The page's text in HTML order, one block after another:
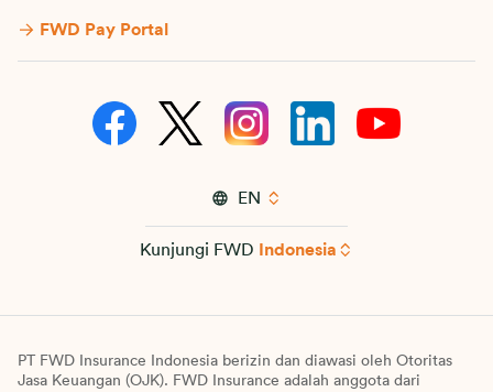
FWD Pay Portal
EN
Kunjungi FWD Indonesia
PT FWD Insurance Indonesia berizin dan diawasi oleh Otoritas
Jasa Keuangan (OJK). FWD Insurance adalah anggota dari